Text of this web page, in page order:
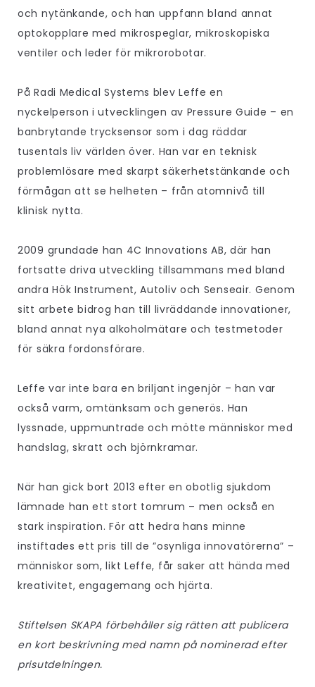
och nytänkande, och han uppfann bland annat
optokopplare med mikrospeglar, mikroskopiska
ventiler och leder för mikrorobotar.
På Radi Medical Systems blev Leffe en
nyckelperson i utvecklingen av Pressure Guide – en
banbrytande trycksensor som i dag räddar
tusentals liv världen över. Han var en teknisk
problemlösare med skarpt säkerhetstänkande och
förmågan att se helheten – från atomnivå till
klinisk nytta.
2009 grundade han 4C Innovations AB, där han
fortsatte driva utveckling tillsammans med bland
andra Hök Instrument, Autoliv och Senseair. Genom
sitt arbete bidrog han till livräddande innovationer,
bland annat nya alkoholmätare och testmetoder
för säkra fordonsförare.
Leffe var inte bara en briljant ingenjör – han var
också varm, omtänksam och generös. Han
lyssnade, uppmuntrade och mötte människor med
handslag, skratt och björnkramar.
När han gick bort 2013 efter en obotlig sjukdom
lämnade han ett stort tomrum – men också en
stark inspiration. För att hedra hans minne
instiftades ett pris till de ”osynliga innovatörerna” –
människor som, likt Leffe, får saker att hända med
kreativitet, engagemang och hjärta.
Stiftelsen SKAPA förbehåller sig rätten att publicera
en kort beskrivning med namn på nominerad efter
prisutdelningen.